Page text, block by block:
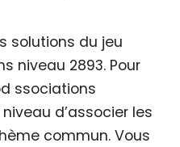
solutions du jeu
niveau 2893. Pour
ssociations
d’associer les
commun. Vous